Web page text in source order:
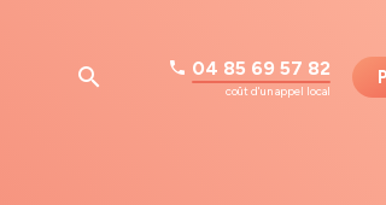
04 85 69 57 82
coût d'un appel local